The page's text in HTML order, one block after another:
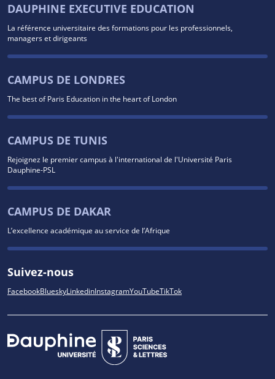
DAUPHINE EXECUTIVE EDUCATION
La référence universitaire des formations pour les professionnels,
managers et dirigeants
CAMPUS DE LONDRES
The best of Paris Education in the heart of London
CAMPUS DE TUNIS
Rejoignez le premier campus à l'international de l'Université Paris
Dauphine-PSL
CAMPUS DE DAKAR
L’excellence académique au service de l’Afrique
Suivez-nous
FacebookBlueskyLinkedinInstagramYouTubeTikTok